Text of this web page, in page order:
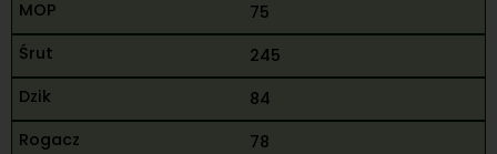
75
245
84
78